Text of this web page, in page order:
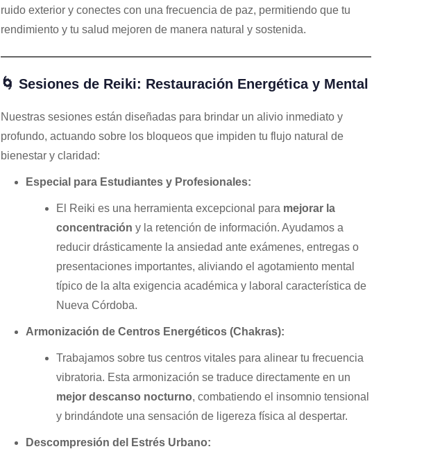
ruido exterior y conectes con una frecuencia de paz, permitiendo que tu
rendimiento y tu salud mejoren de manera natural y sostenida.
🌀 Sesiones de Reiki: Restauración Energética y Mental
Nuestras sesiones están diseñadas para brindar un alivio inmediato y
profundo, actuando sobre los bloqueos que impiden tu flujo natural de
bienestar y claridad:
Especial para Estudiantes y Profesionales:
El Reiki es una herramienta excepcional para mejorar la
concentración y la retención de información. Ayudamos a
reducir drásticamente la ansiedad ante exámenes, entregas o
presentaciones importantes, aliviando el agotamiento mental
típico de la alta exigencia académica y laboral característica de
Nueva Córdoba.
Armonización de Centros Energéticos (Chakras):
Trabajamos sobre tus centros vitales para alinear tu frecuencia
vibratoria. Esta armonización se traduce directamente en un
mejor descanso nocturno, combatiendo el insomnio tensional
y brindándote una sensación de ligereza física al despertar.
Descompresión del Estrés Urbano: